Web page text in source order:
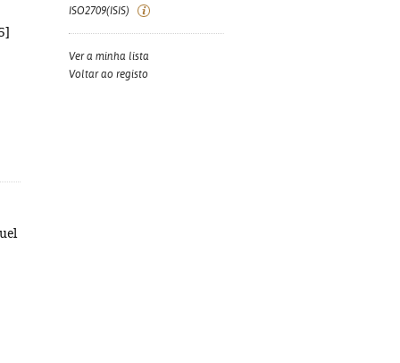
ISO2709(ISIS)
Ver a minha lista
Voltar ao registo